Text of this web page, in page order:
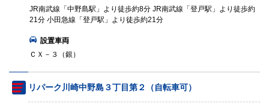
JR南武線「中野島駅」より徒歩約8分 JR南武線「登戸駅」より徒歩約
21分 小田急線「登戸駅」より徒歩約21分
設置車両
ＣＸ－３（銀）
リパーク川崎中野島３丁目第２（自転車可）